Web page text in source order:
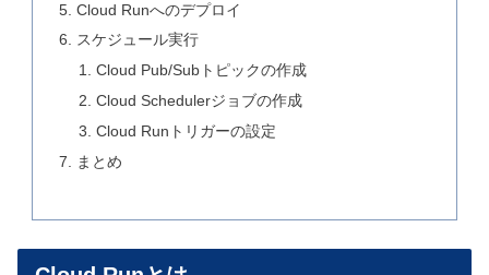
Cloud Runへのデプロイ
スケジュール実行
Cloud Pub/Subトピックの作成
Cloud Schedulerジョブの作成
Cloud Runトリガーの設定
まとめ